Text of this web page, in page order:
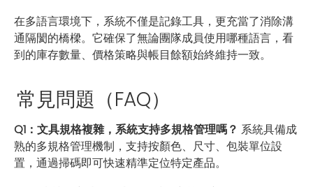
在多語言環境下，系統不僅是記錄工具，更充當了消除溝
通隔閡的橋樑。它確保了無論團隊成員使用哪種語言，看
到的庫存數量、價格策略與帳目餘額始終維持一致。
常見問題（FAQ）
Q1：文具規格複雜，系統支持多規格管理嗎？ 系統具備成
熟的多規格管理機制，支持按顏色、尺寸、包裝單位設
置，通過掃碼即可快速精準定位特定產品。